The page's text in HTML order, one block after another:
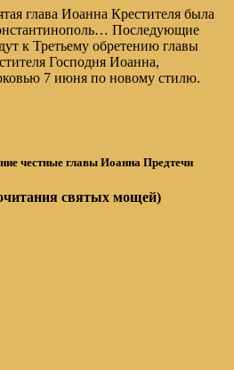
глава Иоанна Крестителя была
Последующие
к Третьему обретению главы
Господня Иоанна,
7 июня по новому стилю.
честные главы Иоанна Предтечи
святых мощей)